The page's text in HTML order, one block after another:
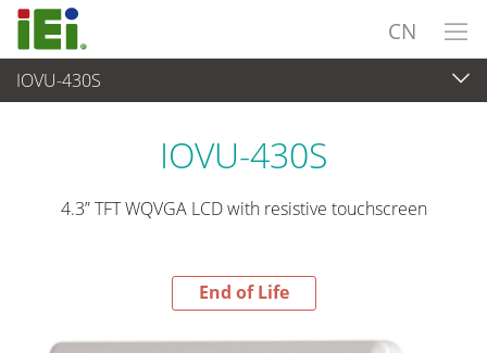
CN
IOVU-430S
End-of-Life Products
IOVU-430S
4.3” TFT WQVGA LCD with resistive touchscreen
End of Life